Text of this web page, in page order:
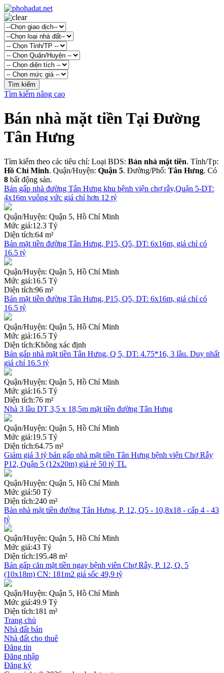
Tìm kiếm nâng cao
Bán nhà mặt tiền Tại Đường
Tân Hưng
Tìm kiếm theo các tiêu chí: Loại BDS: Bán nhà mặt tiền. Tỉnh/Tp:
Hồ Chí Minh. Quận/Huyện: Quận 5. Đường/Phố: Tân Hưng. Có
8 bất động sản.
Bán gấp nhà đường Tân Hưng khu bệnh viện chợ rẫy,Quận 5-DT:
4x16m vuông vức giá chỉ hơn 12 tỷ
Quận/Huyện: Quận 5, Hồ Chí Minh
Mức giá:12.3 Tỷ
Diện tích:64 m²
Bán mặt tiền đường Tân Hưng, P15, Q5, DT: 6x16m, giá chỉ có
16.5 tỷ
Quận/Huyện: Quận 5, Hồ Chí Minh
Mức giá:16.5 Tỷ
Diện tích:96 m²
Bán mặt tiền đường Tân Hưng, P15, Q5, DT: 6x16m, giá chỉ có
16.5 tỷ
Quận/Huyện: Quận 5, Hồ Chí Minh
Mức giá:16.5 Tỷ
Diện tích:Không xác định
Bán gấp nhà mặt tiền Tân Hưng, Q 5, DT: 4.75*16, 3 lầu. Duy nhất
giá chỉ 16.5 tỷ
Quận/Huyện: Quận 5, Hồ Chí Minh
Mức giá:16.5 Tỷ
Diện tích:76 m²
Nhà 3 lầu DT 3,5 x 18,5m mặt tiền đường Tân Hưng
Quận/Huyện: Quận 5, Hồ Chí Minh
Mức giá:19.5 Tỷ
Diện tích:64.75 m²
Giảm giá 3 tỷ bán gấp nhà mặt tiền Tân Hưng bệnh viện Chợ Rẫy
P12, Quận 5 (12x20m) giá rẻ 50 tỷ TL
Quận/Huyện: Quận 5, Hồ Chí Minh
Mức giá:50 Tỷ
Diện tích:240 m²
Bán nhà mặt tiền đường Tân Hưng, P. 12, Q5 - 10,8x18 - cấp 4 - 43
tỷ
Quận/Huyện: Quận 5, Hồ Chí Minh
Mức giá:43 Tỷ
Diện tích:195.48 m²
Bán gấp căn mặt tiền ngay bệnh viên Chợ Rẫy, P. 12, Q. 5
(10x18m) CN: 181m2 giá sốc 49,9 tỷ
Quận/Huyện: Quận 5, Hồ Chí Minh
Mức giá:49.9 Tỷ
Diện tích:181 m²
Trang chủ
Nhà đất bán
Nhà đất cho thuê
Đăng tin
Đăng nhập
Đăng ký